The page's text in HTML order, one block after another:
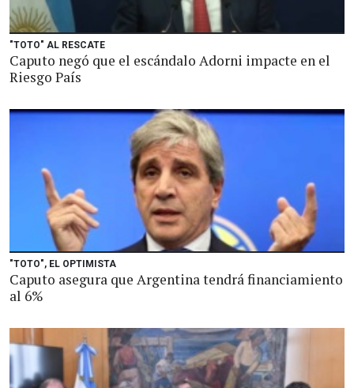
"TOTO" AL RESCATE
Caputo negó que el escándalo Adorni impacte en el
Riesgo País
"TOTO", EL OPTIMISTA
Caputo asegura que Argentina tendrá financiamiento
al 6%